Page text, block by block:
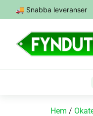
🚚 Snabba leveranser
Hem /